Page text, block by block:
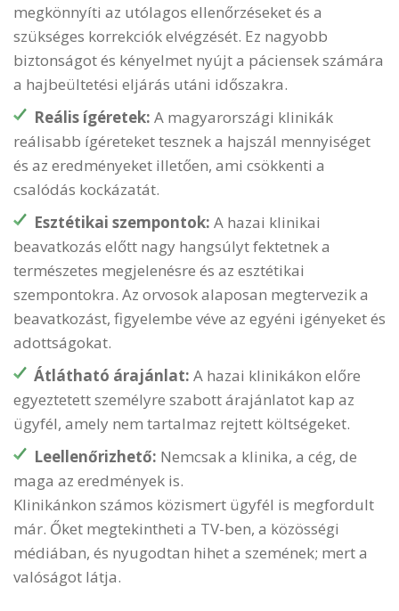
megkönnyíti az utólagos ellenőrzéseket és a
szükséges korrekciók elvégzését. Ez nagyobb
biztonságot és kényelmet nyújt a páciensek számára
a hajbeültetési eljárás utáni időszakra.
Reális ígéretek: A magyarországi klinikák
reálisabb ígéreteket tesznek a hajszál mennyiséget
és az eredményeket illetően, ami csökkenti a
csalódás kockázatát.
Esztétikai szempontok: A hazai klinikai
beavatkozás előtt nagy hangsúlyt fektetnek a
természetes megjelenésre és az esztétikai
szempontokra. Az orvosok alaposan megtervezik a
beavatkozást, figyelembe véve az egyéni igényeket és
adottságokat.
Átlátható árajánlat: A hazai klinikákon előre
egyeztetett személyre szabott árajánlatot kap az
ügyfél, amely nem tartalmaz rejtett költségeket.
Leellenőrizhető: Nemcsak a klinika, a cég, de
maga az eredmények is.
Klinikánkon számos közismert ügyfél is megfordult
már. Őket megtekintheti a TV-ben, a közösségi
médiában, és nyugodtan hihet a szemének; mert a
valóságot látja.